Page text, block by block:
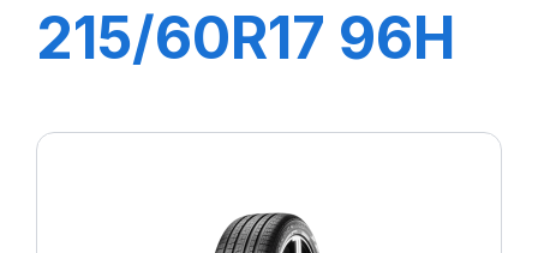
215/60R17 96H